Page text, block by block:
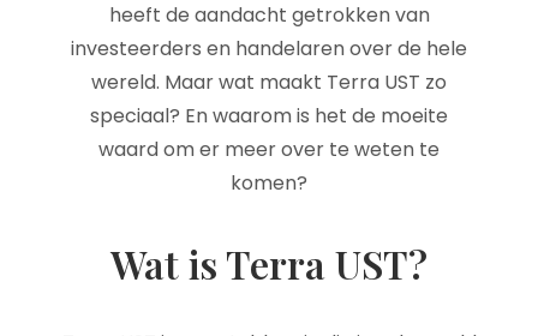
heeft de aandacht getrokken van
investeerders en handelaren over de hele
wereld. Maar wat maakt Terra UST zo
speciaal? En waarom is het de moeite
waard om er meer over te weten te
komen?
Wat is Terra UST?